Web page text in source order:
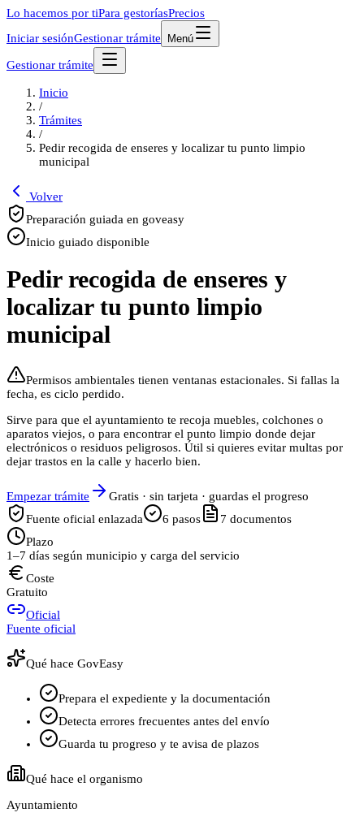
Lo hacemos por tiPara gestoríasPrecios
Iniciar sesiónGestionar trámite Menú
Gestionar trámite
Inicio
/
Trámites
/
Pedir recogida de enseres y localizar tu punto limpio
municipal
Volver
Preparación guiada en goveasy
Inicio guiado disponible
Pedir recogida de enseres y
localizar tu punto limpio
municipal
Permisos ambientales tienen ventanas estacionales. Si fallas la
fecha, es ciclo perdido.
Sirve para que el ayuntamiento te recoja muebles, colchones o
aparatos viejos, o para encontrar el punto limpio donde dejar
electrónicos o residuos peligrosos. Útil si quieres evitar multas por
dejar trastos en la calle y hacerlo bien.
Empezar trámite
Gratis · sin tarjeta · guardas el progreso
Fuente oficial enlazada
6 pasos 7 documentos
Plazo
1–7 días según municipio y carga del servicio
Coste
Gratuito
Oficial
Fuente oficial
Qué hace GovEasy
Prepara el expediente y la documentación
Detecta errores frecuentes antes del envío
Guarda tu progreso y te avisa de plazos
Qué hace el organismo
Ayuntamiento